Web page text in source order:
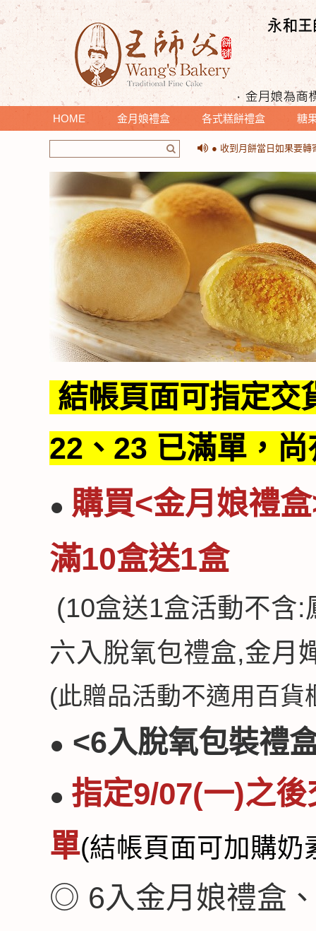
HOME 金月娘禮盒 各式糕餅禮盒 糖
＊提醒您收到月餅時，
● 收到月餅當日如果要轉
● 收到月餅當日如果要轉
結帳頁面可指定交
22、23 已滿單，
● 購買<金月娘禮
滿10盒送1盒
(10盒送1盒活動不含
六入脫氧包禮盒,金月
(此贈品活動不適用百貨
● <6入脫氧包裝禮
● 指定9/07(一)之
單(結帳頁面可加購奶
◎ 6入金月娘禮盒